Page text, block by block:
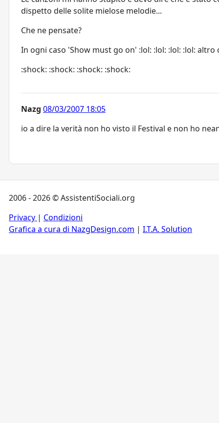
dispetto delle solite mielose melodie...
Che ne pensate?
In ogni caso 'Show must go on' :lol: :lol: :lol: :lol: altro
:shock: :shock: :shock: :shock:
Nazg 08/03/2007 18:05
io a dire la verità non ho visto il Festival e non ho
2006 - 2026 © AssistentiSociali.org
Privacy | Condizioni
Grafica a cura di NazgDesign.com | I.T.A. Solution